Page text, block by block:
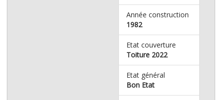
Année construction
1982
Etat couverture
Toiture 2022
Etat général
Bon Etat